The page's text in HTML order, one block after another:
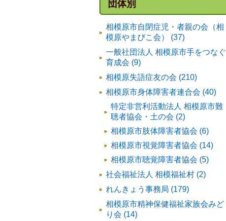
団体別
相模原市自閉症児・者親の会（相
模原やまびこ会） (37)
一般社団法人 相模原市手をつなぐ
育成会 (9)
相模原失語症友の会 (210)
相模原市身体障害者連合会 (40)
特定非営利活動法人 相模原市難
聴者協会・土の会 (2)
相模原市肢体障害者協会 (6)
相模原市視覚障害者協会 (14)
相模原市聴覚障害者協会 (5)
社会福祉法人 相模福祉村 (2)
れんきょう事務局 (179)
相模原市精神保健福祉家族会みど
り会 (14)